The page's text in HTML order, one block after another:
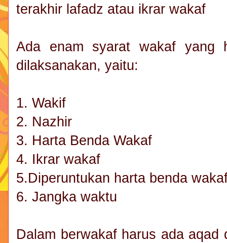
terakhir lafadz atau ikrar wakaf
Ada enam syarat wakaf yang
dilaksanakan, yaitu:
1. Wakif
2. Nazhir
3. Harta Benda Wakaf
4. Ikrar wakaf
5.Diperuntukan harta benda
6. Jangka waktu
Dalam berwakaf harus ada